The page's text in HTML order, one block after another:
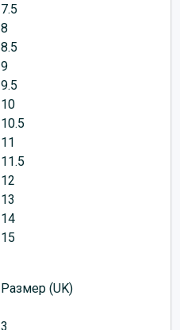
7.5
8
8.5
9
9.5
10
10.5
11
11.5
12
13
14
15
Размер (UK)
3